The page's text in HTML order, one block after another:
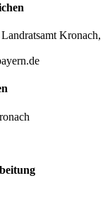
Kronach,